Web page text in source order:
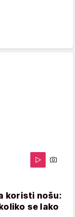
koristi nošu:
se lako